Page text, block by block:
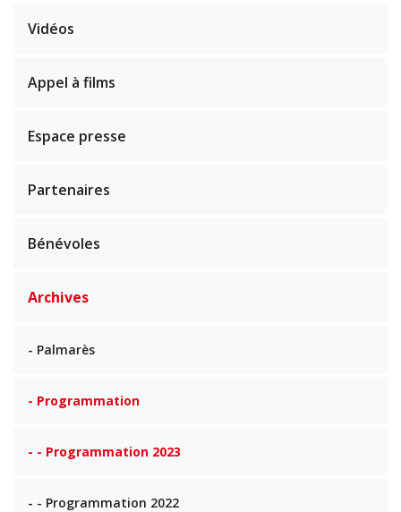
Vidéos
Appel à films
Espace presse
Partenaires
Bénévoles
Archives
- Palmarès
- Programmation
- - Programmation 2023
- - Programmation 2022